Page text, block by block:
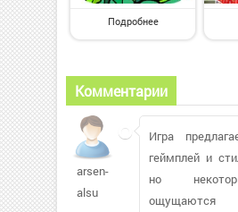
Подробнее
Комментарии
arsen-
alsu
Игра
геймплей и
но